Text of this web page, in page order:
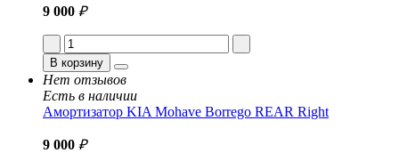
9 000 ₽
В корзину
Нет отзывов
Есть в наличии
Амортизатор KIA Mohave Borrego REAR Right
9 000 ₽